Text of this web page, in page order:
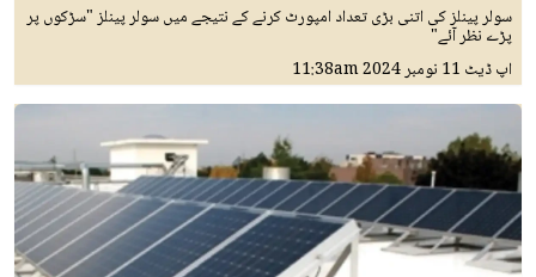
سولر پینلز کی اتنی بڑی تعداد امپورٹ کرنے کے نتیجے میں سولر پینلز "سڑکوں پر
پڑے نظر آئے"
اپ ڈیٹ 11 نومبر 2024 11:38am